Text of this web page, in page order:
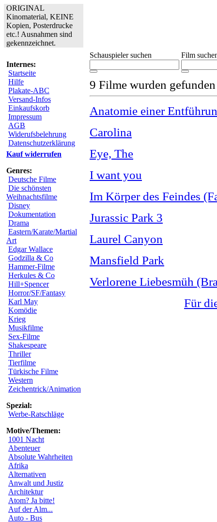
ORIGINAL
Kinomaterial, KEINE
Kopien, Posterdrucke
etc.! Ausnahmen sind
gekennzeichnet.
Internes:
Startseite
Hilfe
Plakate-ABC
Versand-Infos
Einkaufskorb
Impressum
AGB
Widerufsbelehrung
Datenschutzerklärung
Kauf widerrufen
Genres:
Deutsche Filme
Die schönsten
Weihnachtsfilme
Disney
Dokumentation
Drama
Eastern/Karate/Martial
Art
Edgar Wallace
Godzilla & Co
Hammer-Filme
Herkules & Co
Hill+Spencer
Horror/SF/Fantasy
Karl May
Komödie
Krieg
Musikfilme
Sex-Filme
Shakespeare
Thriller
Tierfilme
Türkische Filme
Western
Zeichentrick/Animation
Spezial:
Werbe-Ratschläge
Motive/Themen:
1001 Nacht
Abenteuer
Absolute Wahrheiten
Afrika
Alternativen
Anwalt und Justiz
Architektur
Atom? Ja bitte!
Auf der Alm...
Auto - Bus
Schauspieler suchen Film
9 Filme wurden
Anatomie einer
Carolina
Eye, The
I want you
Im Körper des Feindes
Jurassic Park 3
Laurel Canyon
Mansfield Park
Verlorene Liebesmüh
Für